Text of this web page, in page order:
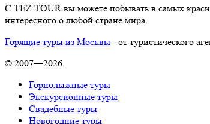
С TEZ TOUR вы можете побывать в самых
интересного о любой стране мира.
Горящие туры из Москвы - от туристического
© 2007—2026.
Горнолыжные туры
Экскурсионные туры
Свадебные туры
Новогодние туры